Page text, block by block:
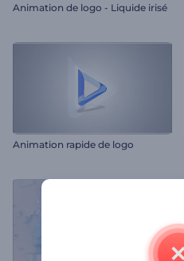
Animation de logo - Liquide irisé
Animation rapide de logo